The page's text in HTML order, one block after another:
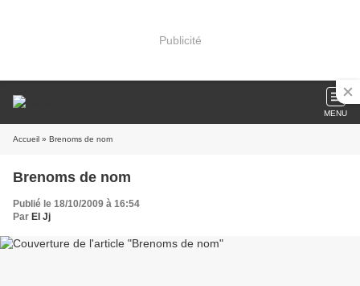
Publicité
MENU
Accueil » Brenoms de nom
Brenoms de nom
Publié le 18/10/2009 à 16:54
Par El Jj